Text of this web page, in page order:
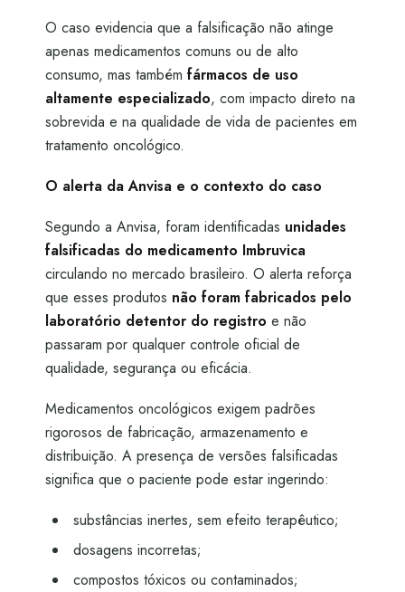
O caso evidencia que a falsificação não atinge
apenas medicamentos comuns ou de alto
consumo, mas também fármacos de uso
altamente especializado, com impacto direto na
sobrevida e na qualidade de vida de pacientes em
tratamento oncológico.
O alerta da Anvisa e o contexto do caso
Segundo a Anvisa, foram identificadas unidades
falsificadas do medicamento Imbruvica
circulando no mercado brasileiro. O alerta reforça
que esses produtos não foram fabricados pelo
laboratório detentor do registro e não
passaram por qualquer controle oficial de
qualidade, segurança ou eficácia.
Medicamentos oncológicos exigem padrões
rigorosos de fabricação, armazenamento e
distribuição. A presença de versões falsificadas
significa que o paciente pode estar ingerindo:
substâncias inertes, sem efeito terapêutico;
dosagens incorretas;
compostos tóxicos ou contaminados;